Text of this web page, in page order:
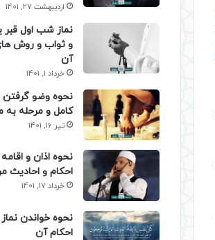
اردیبهشت 27, 1401
نماز شب اول قبر
و ثواب و روش
آن
خرداد 1, 1401
نحوه وضو
کامل و مرحله به
تیر 16, 1401
نحوه اذان و
احکام و احادیث
خرداد 17, 1401
نحوه خواندن
احکام آن